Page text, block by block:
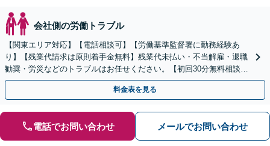
会社側の労働トラブル
【関東エリア対応】【電話相談可】【労働基準監督署に勤務経験あ
り】【残業代請求は原則着手金無料】残業代未払い・不当解雇・退職
勧奨・労災などのトラブルはお任せください。【初回30分無料相談】
ご依頼後はLINE・メールなどでの対応も可能です。
料金表を見る
電話でお問い合わせ メールでお問い合わせ